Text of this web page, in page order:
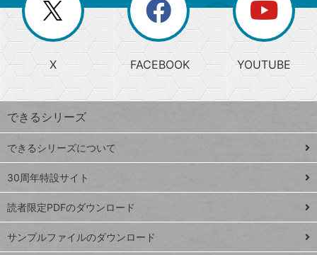
じ
る
search
検
索
上
昇
ワ
ー
ド
Google
スプレ
ッドシ
ート
iPhone
VLOOKUP
閉
じ
る
ー
か
ら
探
す
ト
ッ
プ
ペ
ジ
X FACEBOOK YOUTUBE
できるシリーズ
できるシリーズについて
30周年特設サイト
読者限定PDFのダウンロード
サンプルファイルのダウンロード